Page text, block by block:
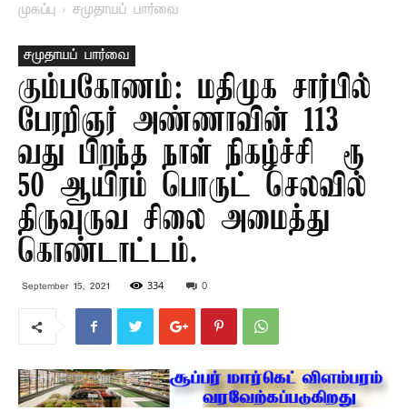
முகப்பு சமுதாயப் பார்வை
சமுதாயப் பார்வை
கும்பகோணம்: மதிமுக சார்பில்
பேரறிஞர் அண்ணாவின் 113
வது பிறந்த நாள் நிகழ்ச்சி – ரூ
50 ஆயிரம் பொருட் செலவில்
திருவுருவ சிலை அமைத்து
கொண்டாட்டம்.
September 15, 2021 334 0